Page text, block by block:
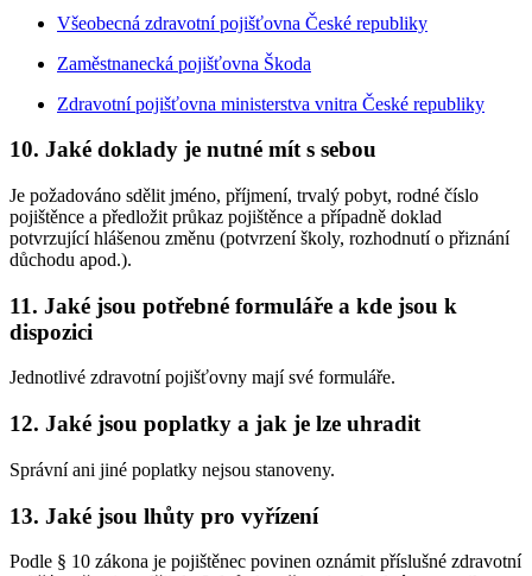
Všeobecná zdravotní pojišťovna České republiky
Zaměstnanecká pojišťovna Škoda
Zdravotní pojišťovna ministerstva vnitra České republiky
10. Jaké doklady je nutné mít s sebou
Je požadováno sdělit jméno, příjmení, trvalý pobyt, rodné číslo
pojištěnce a předložit průkaz pojištěnce a případně doklad
potvrzující hlášenou změnu (potvrzení školy, rozhodnutí o přiznání
důchodu apod.).
11. Jaké jsou potřebné formuláře a kde jsou k
dispozici
Jednotlivé zdravotní pojišťovny mají své formuláře.
12. Jaké jsou poplatky a jak je lze uhradit
Správní ani jiné poplatky nejsou stanoveny.
13. Jaké jsou lhůty pro vyřízení
Podle § 10 zákona je pojištěnec povinen oznámit příslušné zdravotní